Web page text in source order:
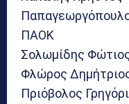
ΠΑΟΚ
Σολωμίδης
Φλώρος
Πριόβολος